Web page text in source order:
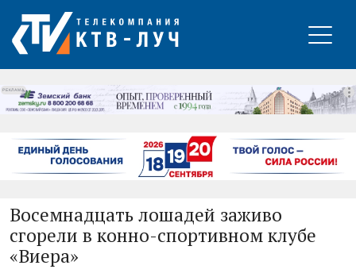
РЕКЛАМА
Восемнадцать лошадей заживо
сгорели в конно-спортивном клубе
«Виера»